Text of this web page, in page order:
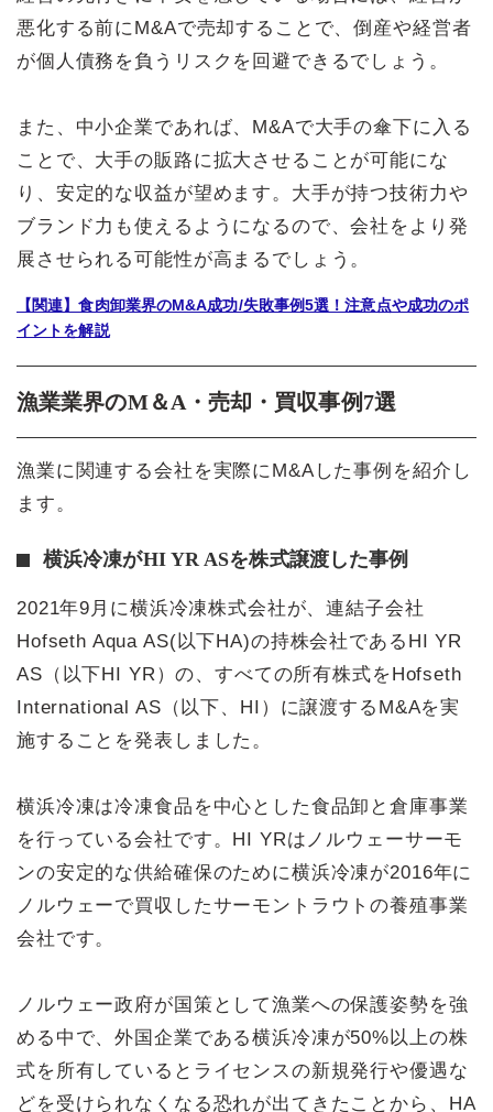
悪化する前にM&Aで売却することで、倒産や経営者
が個人債務を負うリスクを回避できるでしょう。
また、中小企業であれば、M&Aで大手の傘下に入る
ことで、大手の販路に拡大させることが可能にな
り、安定的な収益が望めます。大手が持つ技術力や
ブランド力も使えるようになるので、会社をより発
展させられる可能性が高まるでしょう。
【関連】食肉卸業界のM&A成功/失敗事例5選！注意点や成功のポ
イントを解説
漁業業界のM＆A・売却・買収事例7選
漁業に関連する会社を実際にM&Aした事例を紹介し
ます。
横浜冷凍がHI YR ASを株式譲渡した事例
2021年9月に横浜冷凍株式会社が、連結子会社
Hofseth Aqua AS(以下HA)の持株会社であるHI YR
AS（以下HI YR）の、すべての所有株式をHofseth
International AS（以下、HI）に譲渡するM&Aを実
施することを発表しました。
横浜冷凍は冷凍食品を中心とした食品卸と倉庫事業
を行っている会社です。HI YRはノルウェーサーモ
ンの安定的な供給確保のために横浜冷凍が2016年に
ノルウェーで買収したサーモントラウトの養殖事業
会社です。
ノルウェー政府が国策として漁業への保護姿勢を強
める中で、外国企業である横浜冷凍が50%以上の株
式を所有しているとライセンスの新規発行や優遇な
どを受けられなくなる恐れが出てきたことから、HA